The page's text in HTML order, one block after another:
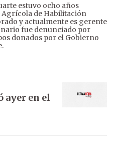
estuvo ocho años
de Habilitación
y actualmente es gerente
fue denunciado por
donados por el Gobierno
ayer en el